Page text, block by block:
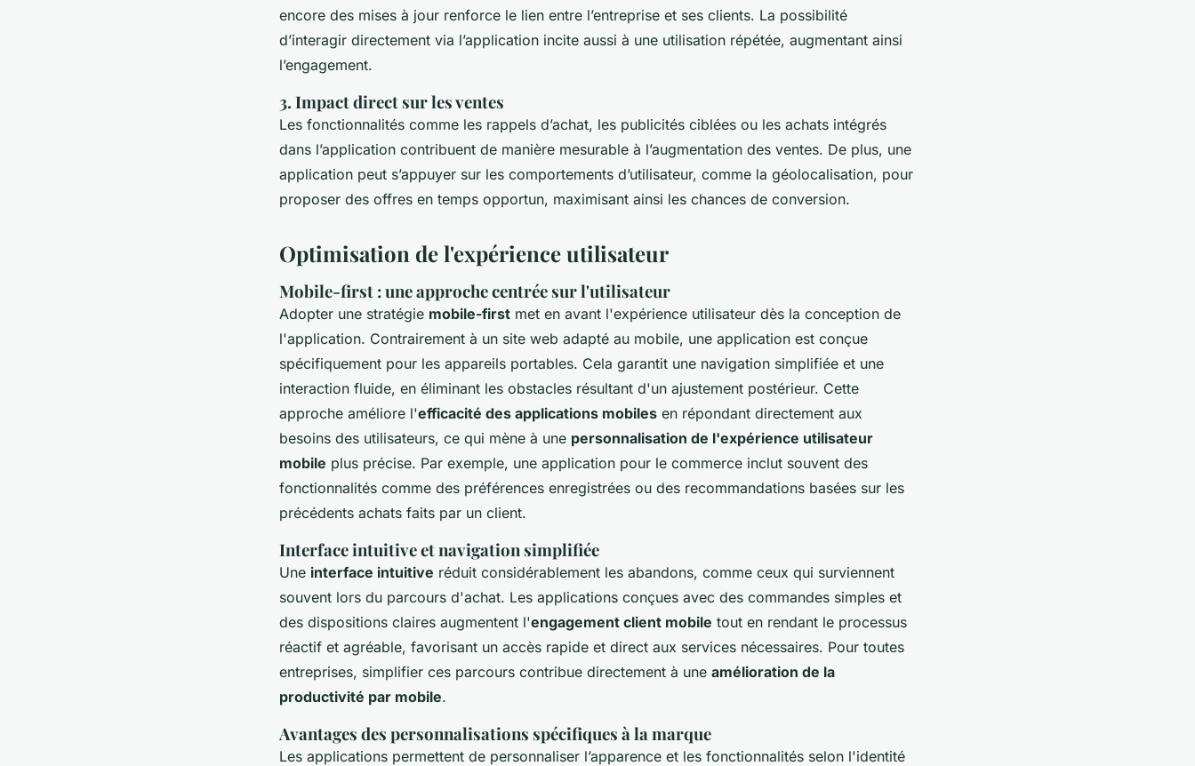
encore des mises à jour renforce le lien entre l’entreprise et ses clients. La possibilité
d’interagir directement via l’application incite aussi à une utilisation répétée, augmentant ainsi
l’engagement.
3. Impact direct sur les ventes
Les fonctionnalités comme les rappels d’achat, les publicités ciblées ou les achats intégrés
dans l’application contribuent de manière mesurable à l’augmentation des ventes. De plus, une
application peut s’appuyer sur les comportements d’utilisateur, comme la géolocalisation, pour
proposer des offres en temps opportun, maximisant ainsi les chances de conversion.
Optimisation de l'expérience utilisateur
Mobile-first : une approche centrée sur l'utilisateur
Adopter une stratégie mobile-first met en avant l'expérience utilisateur dès la conception de
l'application. Contrairement à un site web adapté au mobile, une application est conçue
spécifiquement pour les appareils portables. Cela garantit une navigation simplifiée et une
interaction fluide, en éliminant les obstacles résultant d'un ajustement postérieur. Cette
approche améliore l'efficacité des applications mobiles en répondant directement aux
besoins des utilisateurs, ce qui mène à une personnalisation de l'expérience utilisateur
mobile plus précise. Par exemple, une application pour le commerce inclut souvent des
fonctionnalités comme des préférences enregistrées ou des recommandations basées sur les
précédents achats faits par un client.
Interface intuitive et navigation simplifiée
Une interface intuitive réduit considérablement les abandons, comme ceux qui surviennent
souvent lors du parcours d'achat. Les applications conçues avec des commandes simples et
des dispositions claires augmentent l'engagement client mobile tout en rendant le processus
réactif et agréable, favorisant un accès rapide et direct aux services nécessaires. Pour toutes
entreprises, simplifier ces parcours contribue directement à une amélioration de la
productivité par mobile.
Avantages des personnalisations spécifiques à la marque
Les applications permettent de personnaliser l’apparence et les fonctionnalités selon l'identité